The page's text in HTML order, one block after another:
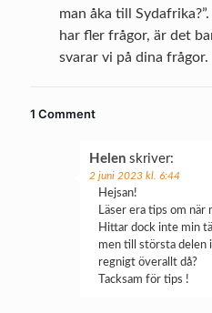
man åka till
har fler frågor, är det
svarar vi på dina frågor.
1 Comment
Helen skriver:
2 juni 2023 kl. 6:44
Hejsan!
Läser era tips om
Hittar dock inte min
men till största delen
regnigt överallt då?
Tacksam för tips !